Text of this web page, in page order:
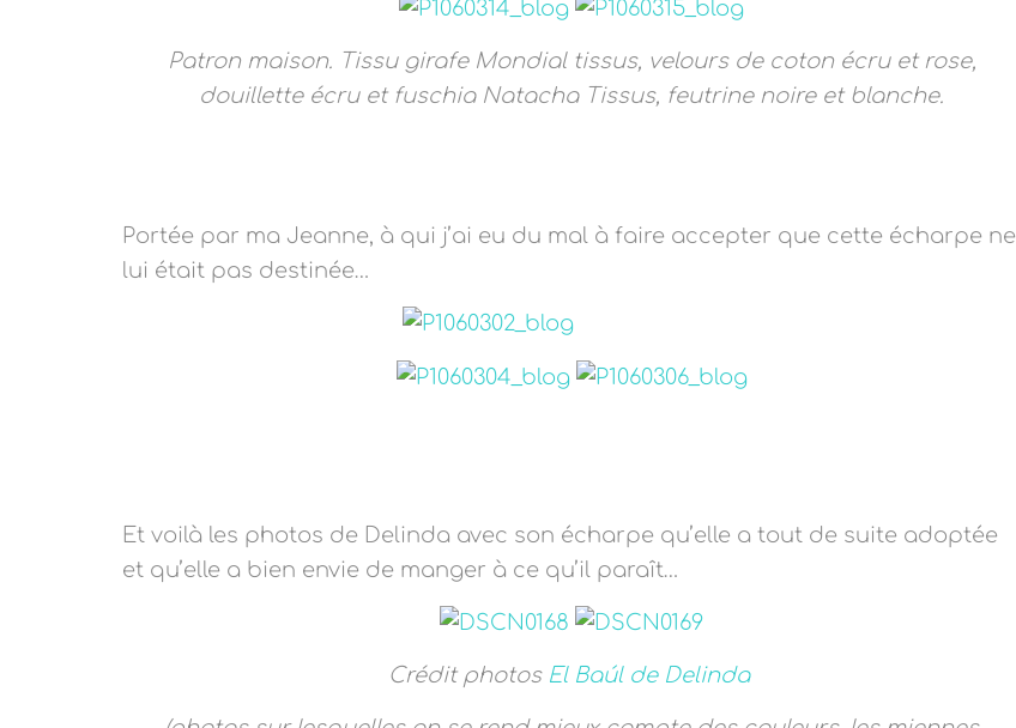
Patron maison. Tissu girafe Mondial tissus, velours de coton écru et rose,
douillette écru et fuschia Natacha Tissus, feutrine noire et blanche.
Portée par ma Jeanne, à qui j’ai eu du mal à faire accepter que cette écharpe ne
lui était pas destinée…
Et voilà les photos de Delinda avec son écharpe qu’elle a tout de suite adoptée
et qu’elle a bien envie de manger à ce qu’il paraît…
Crédit photos El Baúl de Delinda